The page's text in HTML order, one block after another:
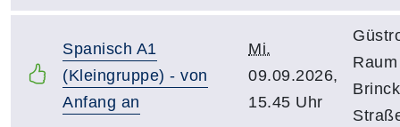
Spanisch A1
(Kleingruppe) - von
Anfang an
Mi.
09.09.2026,
15.45 Uhr